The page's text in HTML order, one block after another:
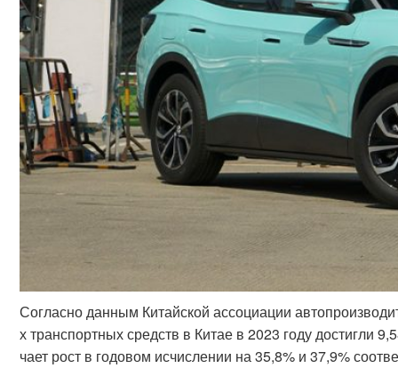
Согласно данным Китайской ассоциации
х транспортных средств в Китае в 2023 году достигли
чает рост в годовом исчислении на 35,8% и 37,9%